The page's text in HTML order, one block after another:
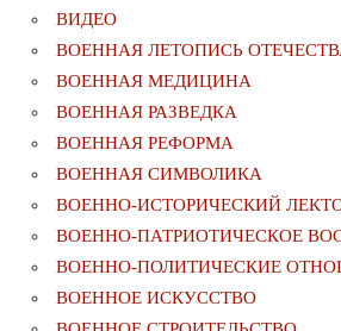
ВИДЕО
ВОЕННАЯ ЛЕТОПИСЬ
ВОЕННАЯ МЕДИЦИНА
ВОЕННАЯ РАЗВЕДКА
ВОЕННАЯ РЕФОРМА
ВОЕННАЯ СИМВОЛИКА
ВОЕННО-ИСТОРИЧЕСКИЙ
ВОЕННО-ПАТРИОТИЧЕСКОЕ
ВОЕННО-ПОЛИТИЧЕСКИE
ВОЕННОЕ ИСКУССТВО